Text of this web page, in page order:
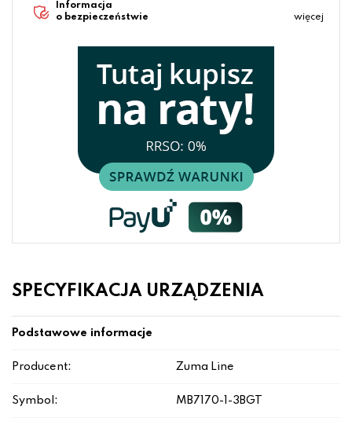
Informacja
o bezpieczeństwie
więcej
SPECYFIKACJA URZĄDZENIA
Podstawowe informacje
Producent: Zuma Line
Symbol: MB7170-1-3BGT